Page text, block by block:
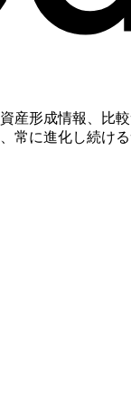
形成情報、比
常に進化し続け